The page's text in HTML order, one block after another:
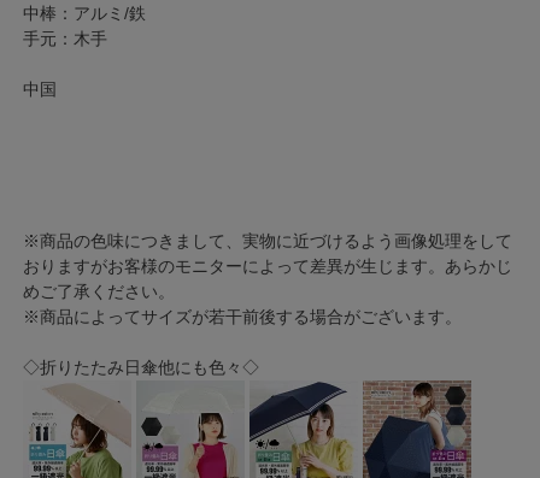
中棒：アルミ/鉄
手元：木手
中国
※商品の色味につきまして、実物に近づけるよう画像処理をして
おりますがお客様のモニターによって差異が生じます。あらかじ
めご了承ください。
※商品によってサイズが若干前後する場合がございます。
◇折りたたみ日傘他にも色々◇